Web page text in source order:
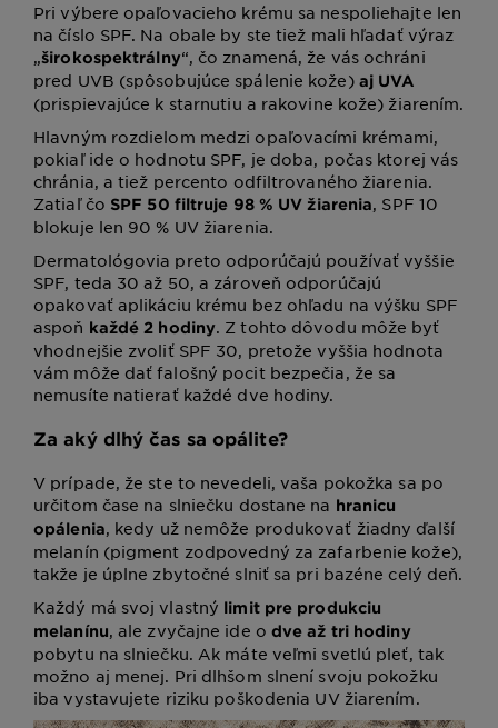
Pri výbere opaľovacieho krému sa nespoliehajte len
na číslo SPF. Na obale by ste tiež mali hľadať výraz
„širokospektrálny“, čo znamená, že vás ochráni
pred UVB (spôsobujúce spálenie kože) aj UVA
(prispievajúce k starnutiu a rakovine kože) žiarením.
Hlavným rozdielom medzi opaľovacími krémami,
pokiaľ ide o hodnotu SPF, je doba, počas ktorej vás
chránia, a tiež percento odfiltrovaného žiarenia.
Zatiaľ čo SPF 50 filtruje 98 % UV žiarenia, SPF 10
blokuje len 90 % UV žiarenia.
Dermatológovia preto odporúčajú používať vyššie
SPF, teda 30 až 50, a zároveň odporúčajú
opakovať aplikáciu krému bez ohľadu na výšku SPF
aspoň každé 2 hodiny. Z tohto dôvodu môže byť
vhodnejšie zvoliť SPF 30, pretože vyššia hodnota
vám môže dať falošný pocit bezpečia, že sa
nemusíte natierať každé dve hodiny.
Za aký dlhý čas sa opálite?
V prípade, že ste to nevedeli, vaša pokožka sa po
určitom čase na slniečku dostane na hranicu
opálenia, kedy už nemôže produkovať žiadny ďalší
melanín (pigment zodpovedný za zafarbenie kože),
takže je úplne zbytočné slniť sa pri bazéne celý deň.
Každý má svoj vlastný limit pre produkciu
melanínu, ale zvyčajne ide o dve až tri hodiny
pobytu na slniečku. Ak máte veľmi svetlú pleť, tak
možno aj menej. Pri dlhšom slnení svoju pokožku
iba vystavujete riziku poškodenia UV žiarením.